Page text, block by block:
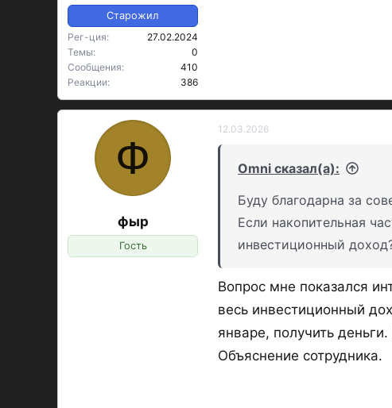
Старожил
Рег-ция
27.02.2024
Темы
0
Сообщения
410
Реакции
386
Ф
фыр
Гость
12.03.2026
Omni сказал(а):
Буду благодарна за
Если накопительная
инвестиционный
Вопрос мне показался
весь инвестиционный
январе, получить
Объяснение сотрудника.